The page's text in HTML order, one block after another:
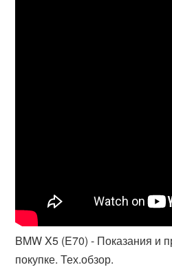
BMW X5 (E70) - Показания и
покупке. Тех.обзор.